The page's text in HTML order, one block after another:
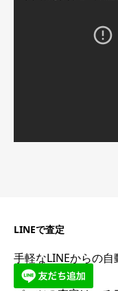
LINEで査定
手軽なLINEからの自